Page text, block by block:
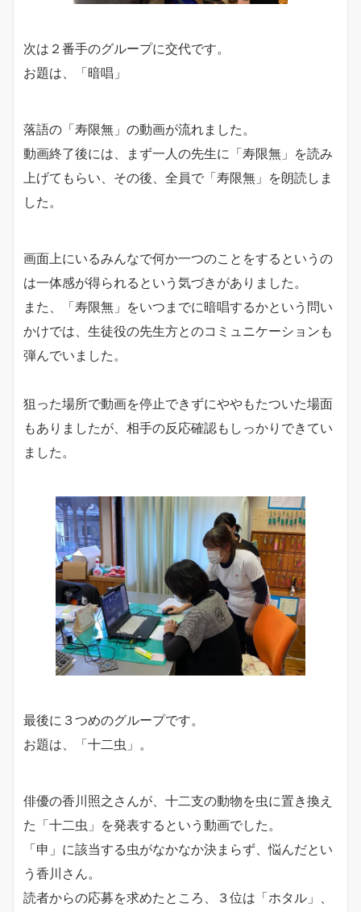
次は２番手のグループに交代です。
お題は、「暗唱」
落語の「寿限無」の動画が流れました。
動画終了後には、まず一人の先生に「寿限無」を読み
上げてもらい、その後、全員で「寿限無」を朗読しま
した。
画面上にいるみんなで何か一つのことをするというの
は一体感が得られるという気づきがありました。
また、「寿限無」をいつまでに暗唱するかという問い
かけでは、生徒役の先生方とのコミュニケーションも
弾んでいました。
狙った場所で動画を停止できずにややもたついた場面
もありましたが、相手の反応確認もしっかりできてい
ました。
最後に３つめのグループです。
お題は、「十二虫」。
俳優の香川照之さんが、十二支の動物を虫に置き換え
た「十二虫」を発表するという動画でした。
「申」に該当する虫がなかなか決まらず、悩んだとい
う香川さん。
読者からの応募を求めたところ、３位は「ホタル」、